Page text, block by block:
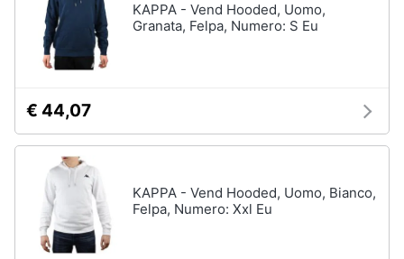
KAPPA - Vend Hooded, Uomo,
Granata, Felpa, Numero: S Eu
€ 44,07
KAPPA - Vend Hooded, Uomo, Bianco,
Felpa, Numero: Xxl Eu